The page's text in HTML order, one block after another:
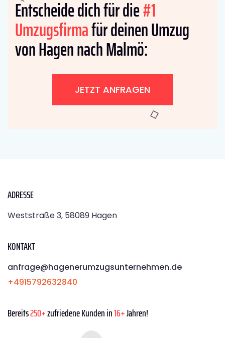
Entscheide dich für die#1
Umzugsfirmafür deinen Umzug
von Hagen nach Malmö:
JETZT ANFRAGEN
ADRESSE
Weststraße 3, 58089 Hagen
KONTAKT
anfrage@hagenerumzugsunternehmen.de
+4915792632840
Bereits250+zufriedene Kunden in16+Jahren!